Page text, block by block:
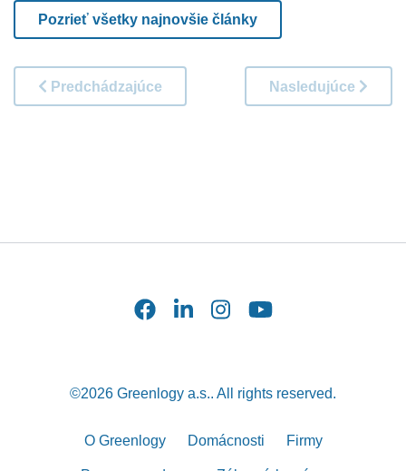
Pozrieť všetky najnovšie články
Predchádzajúce Nasledujúce
©2026 Greenlogy a.s.. All rights reserved.
O Greenlogy Domácnosti Firmy